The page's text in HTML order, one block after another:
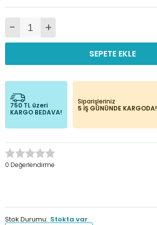
- +
SEPETE EKLE
750 TL üzeri
KARGO BEDAVA!
Siparişleriniz
5 İŞ GÜNÜNDE KARGODA!
0 Değerlendirme
Stok Durumu: Stokta var